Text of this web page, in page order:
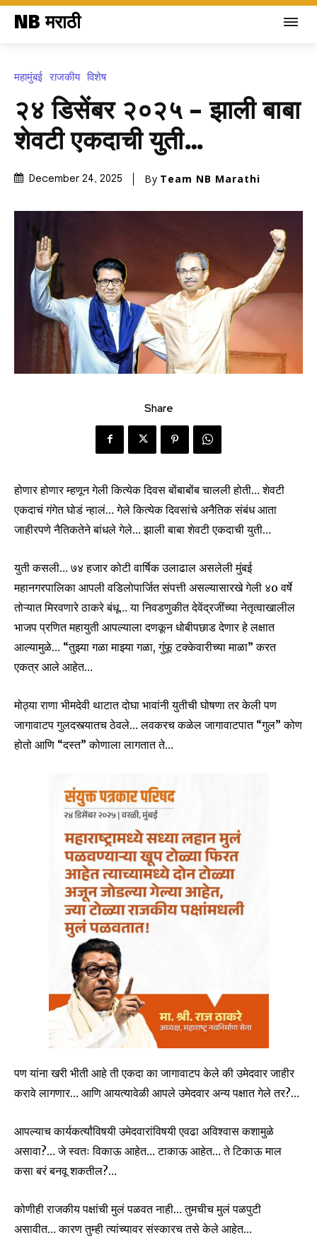
NB मराठी
महामुंबई राजकीय विशेष
२४ डिसेंबर २०२५ – झाली बाबा
शेवटी एकदाची युती…
December 24, 2025 By Team NB Marathi
Share
होणार होणार म्हणून गेली कित्येक दिवस बोंबाबोंब चालली होती… शेवटी
एकदाचं गंगेत घोडं न्हालं… गेले कित्येक दिवसांचे अनैतिक संबंध आता
जाहीरपणे नैतिकतेने बांधले गेले… झाली बाबा शेवटी एकदाची युती…
युती कसली… ७४ हजार कोटी वार्षिक उलाढाल असलेली मुंबई
महानगरपालिका आपली वडिलोपार्जित संपत्ती असल्यासारखे गेली ४o वर्षे
तोऱ्यात मिरवणारे ठाकरे बंधू… या निवडणुकीत देवेंद्रजींच्या नेतृत्वाखालील
भाजप प्रणित महायुती आपल्याला दणकून धोबीपछाड देणार हे लक्षात
आल्यामुळे… “तुझ्या गळा माझ्या गळा, गुंफू टक्केवारीच्या माळा” करत
एकत्र आले आहेत…
मोठ्या राणा भीमदेवी थाटात दोघा भावांनी युतीची घोषणा तर केली पण
जागावाटप गुलदस्त्यातच ठेवले… लवकरच कळेल जागावाटपात “गुल” कोण
होतो आणि “दस्त” कोणाला लागतात ते…
पण यांना खरी भीती आहे ती एकदा का जागावाटप केले की उमेदवार जाहीर
करावे लागणार… आणि आयत्यावेळी आपले उमेदवार अन्य पक्षात गेले तर?…
आपल्याच कार्यकर्त्यांविषयी उमेदवारांविषयी एवढा अविश्वास कशामुळे
असावा?… जे स्वतः विकाऊ आहेत… टाकाऊ आहेत… ते टिकाऊ माल
कसा बरं बनवू शकतील?…
कोणीही राजकीय पक्षांची मुलं पळवत नाही… तुमचीच मुलं पळपुटी
असावीत… कारण तुम्ही त्यांच्यावर संस्कारच तसे केले आहेत…